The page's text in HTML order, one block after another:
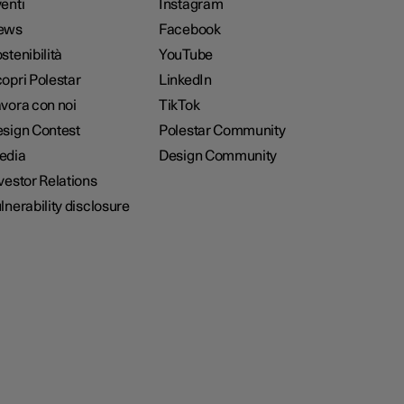
Polestar
con noi
Contest
Relations
disclosure
Instagram
Facebook
YouTube
LinkedIn
TikTok
Polestar Community
Design Community